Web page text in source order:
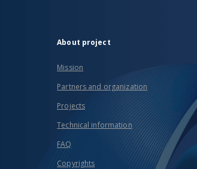
About project
Mission
Partners and organization
Projects
Technical information
FAQ
Copyrights